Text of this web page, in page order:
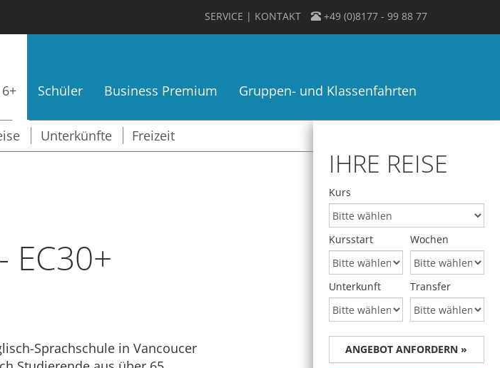
SERVICE KONTAKT +49 (0)8177 - 99 88 77
Schüler Business Premium Gruppen- und Klassenfahrten
Unterkünfte Freizeit
EC30+
Sprachschule in Vancoucer
IHRE REISE
Kurs
Kursstart Wochen
Unterkunft Transfer
ANGEBOT ANFORDERN »